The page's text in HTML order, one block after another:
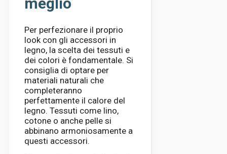
Per perfezionare il proprio
look con gli accessori in
legno, la scelta dei tessuti e
dei colori è fondamentale. Si
consiglia di optare per
materiali naturali che
completeranno
perfettamente il calore del
legno. Tessuti come lino,
cotone o anche pelle si
abbinano armoniosamente a
questi accessori.